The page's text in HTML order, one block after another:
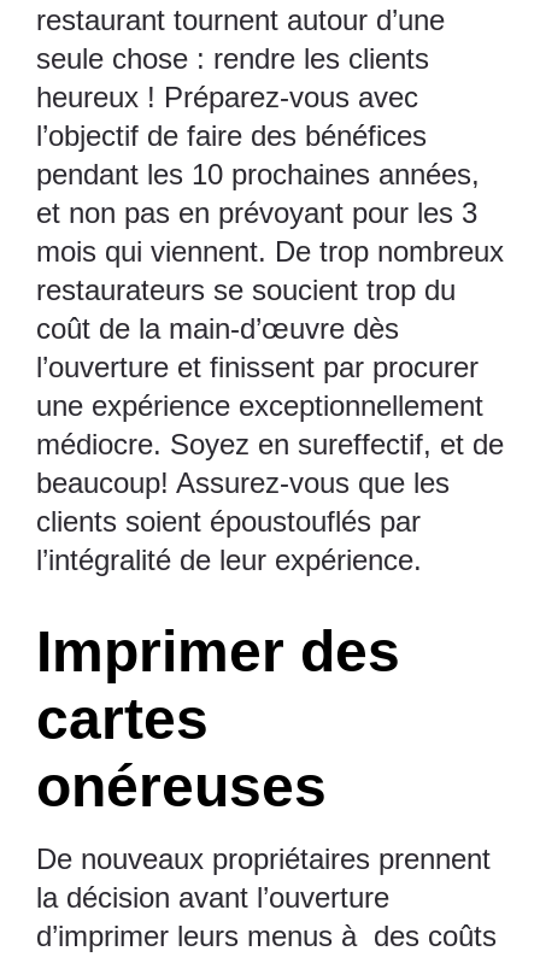
restaurant tournent autour d’une
seule chose : rendre les clients
heureux ! Préparez-vous avec
l’objectif de faire des bénéfices
pendant les 10 prochaines années,
et non pas en prévoyant pour les 3
mois qui viennent. De trop nombreux
restaurateurs se soucient trop du
coût de la main-d’œuvre dès
l’ouverture et finissent par procurer
une expérience exceptionnellement
médiocre. Soyez en sureffectif, et de
beaucoup! Assurez-vous que les
clients soient époustouflés par
l’intégralité de leur expérience.
Imprimer des
cartes
onéreuses
De nouveaux propriétaires prennent
la décision avant l’ouverture
d’imprimer leurs menus à des coûts